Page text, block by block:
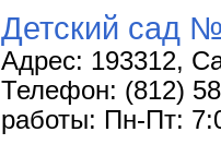
Детский сад
Адрес: 193312,
Телефон: (812)
работы: Пн-Пт: